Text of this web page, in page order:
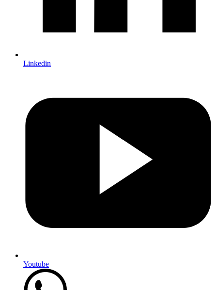
Linkedin
Youtube